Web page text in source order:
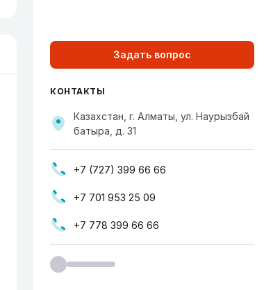
Задать вопрос
КОНТАКТЫ
Казахстан, г. Алматы, ул. Наурызбай
батыра, д. 31
+7 (727) 399 66 66
+7 701 953 25 09
+7 778 399 66 66